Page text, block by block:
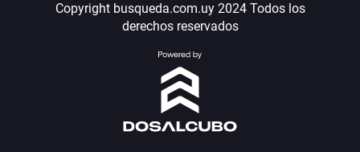
Copyright busqueda.com.uy 2024 Todos los
derechos reservados